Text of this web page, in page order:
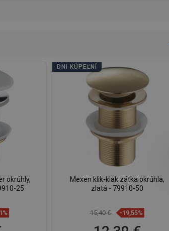
okrúhly,
25
DNI KÚPEĽNÍ
Mexen klik-klak zátka okrúhla,
zlatá - 79910-50
15,40 € -19,55%
CROATIAN
GREEK
SLOVENIAN